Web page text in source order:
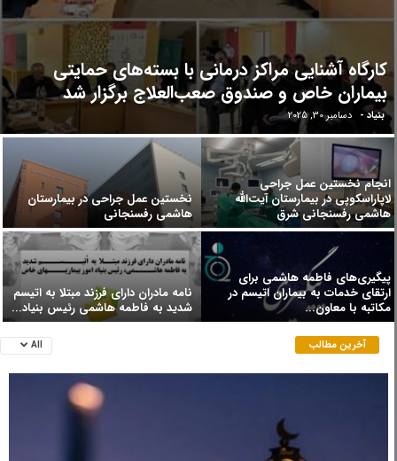
کارگاه آشنایی مراکز درمانی با بسته‌های حمایتی
بیماران خاص و صندوق صعب‌العلاج برگزار شد
بنیاد - دسامبر 30, 2025
انجام نخستین عمل جراحی
لاپاراسکوپی در بیمارستان آیت‌الله
هاشمی رفسنجانی شرق
نخستین عمل جراحی در بیمارستان
هاشمی رفسنجانی
پیگیری‌های فاطمه هاشمی برای
ارتقای خدمات به بیماران اتیسم در
مکاتبه با معاون...
نامه مادران دارای فرزند مبتلا به اتیسم
شدید به فاطمه هاشمی رئیس بنیاد...
آخرین مطالب All